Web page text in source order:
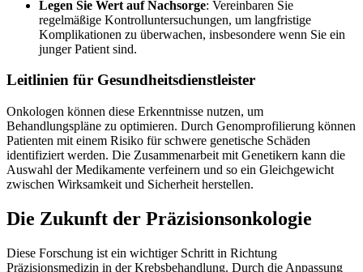
Legen Sie Wert auf Nachsorge: Vereinbaren Sie
regelmäßige Kontrolluntersuchungen, um langfristige
Komplikationen zu überwachen, insbesondere wenn Sie ein
junger Patient sind.
Leitlinien für Gesundheitsdienstleister
Onkologen können diese Erkenntnisse nutzen, um
Behandlungspläne zu optimieren. Durch Genomprofilierung können
Patienten mit einem Risiko für schwere genetische Schäden
identifiziert werden. Die Zusammenarbeit mit Genetikern kann die
Auswahl der Medikamente verfeinern und so ein Gleichgewicht
zwischen Wirksamkeit und Sicherheit herstellen.
Die Zukunft der Präzisionsonkologie
Diese Forschung ist ein wichtiger Schritt in Richtung
Präzisionsmedizin in der Krebsbehandlung. Durch die Anpassung